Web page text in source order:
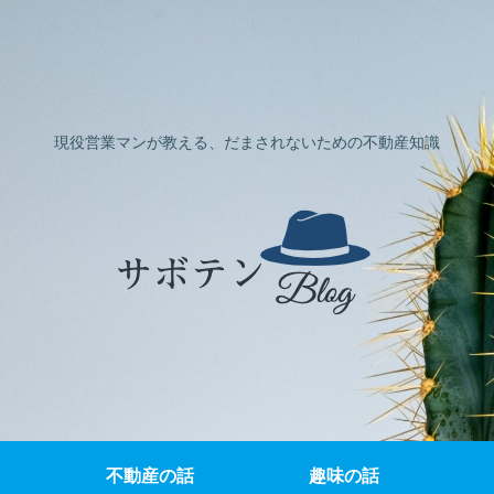
現役営業マンが教える、だまされないための不動産知識
不動産の話 趣味の話